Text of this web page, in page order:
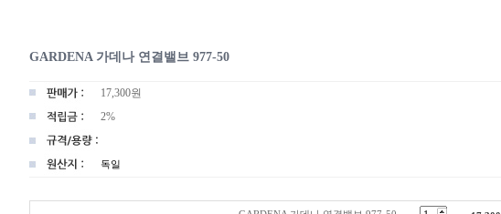
GARDENA 가데나 연결밸브 977-50
17,300원
2%
독일